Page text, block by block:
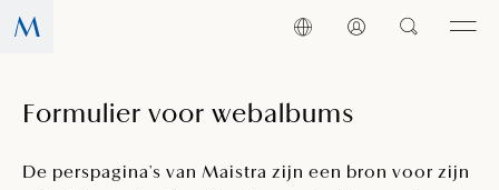
Formulier voor webalbums
De perspagina's van Maistra zijn een bron voor zijn